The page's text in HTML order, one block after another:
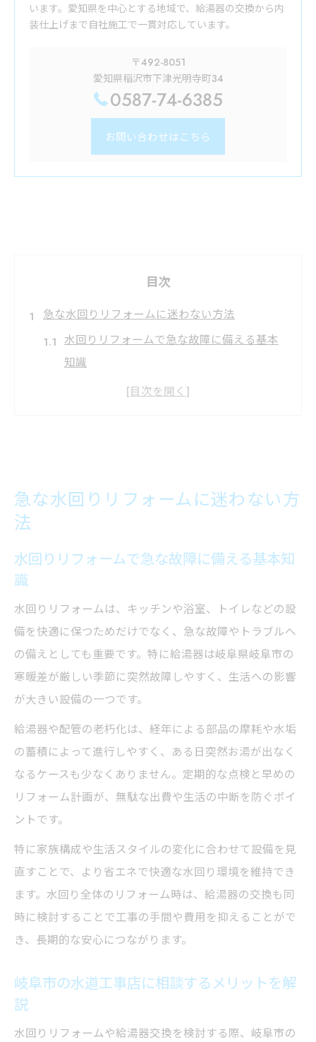
います。愛知県を中心とする地域で、給湯器の交換から内
装仕上げまで自社施工で一貫対応しています。
〒492-8051
愛知県稲沢市下津光明寺町34
0587-74-6385
お問い合わせはこちら
目次
急な水回りリフォームに迷わない方法
水回りリフォームで急な故障に備える基本
知識
岐阜市の水道工事店に相談するメリットを
とは
給湯器交換で後悔しないコツとは
イミング
岐阜市水道工事店の交換事例から学ぶ注意
点
リフォームのイイナ利用者の声と比較ポイ
ント
工事費込みの総額を明確にする水回りリフ
ォーム術
岐阜リフォーム会社選びで重視すべき基準
岐阜市で賢く選ぶ水回りリフォーム術
理
岐阜市リフォームの実績から見る信頼性
リフォーム岐阜安い提案を活用するコツ
補助金制度と省エネ機種の最新動向を解説
トイレリフォームも含めた総額シミュレー
ション
水回りリフォームと省エネ給湯器の総額比
急な水回りリフォームに迷わない方
法
水回りリフォームで急な故障に備える基本知
識
水回りリフォームは、キッチンや浴室、トイレなどの設
備を快適に保つためだけでなく、急な故障やトラブルへ
の備えとしても重要です。特に給湯器は岐阜県岐阜市の
寒暖差が厳しい季節に突然故障しやすく、生活への影響
が大きい設備の一つです。
給湯器や配管の老朽化は、経年による部品の摩耗や水垢
の蓄積によって進行しやすく、ある日突然お湯が出なく
なるケースも少なくありません。定期的な点検と早めの
リフォーム計画が、無駄な出費や生活の中断を防ぐポイ
ントです。
特に家族構成や生活スタイルの変化に合わせて設備を見
直すことで、より省エネで快適な水回り環境を維持でき
ます。水回り全体のリフォーム時は、給湯器の交換も同
時に検討することで工事の手間や費用を抑えることがで
き、長期的な安心につながります。
岐阜市の水道工事店に相談するメリットを解
説
水回りリフォームや給湯器交換を検討する際、岐阜市の